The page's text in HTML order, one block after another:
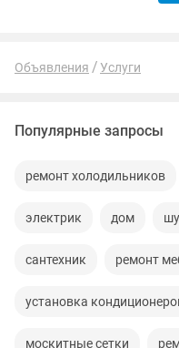
Объявления Услуги
Популярные запросы
ремонт холодильников
электрик дом
сантехник ремонт
установка
москитные сетки